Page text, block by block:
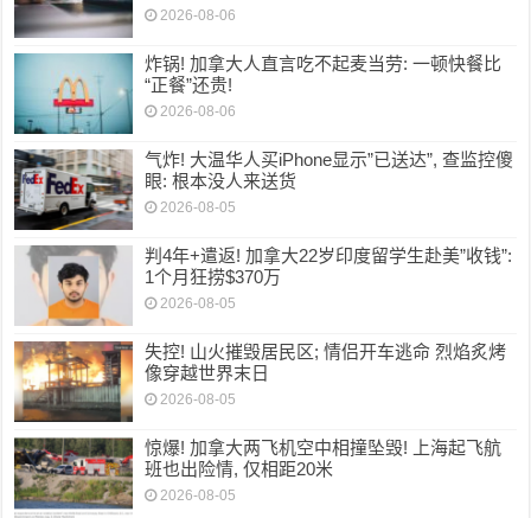
2026-08-06
炸锅! 加拿大人直言吃不起麦当劳: 一顿快餐比
“正餐”还贵!
2026-08-06
气炸! 大温华人买iPhone显示”已送达”, 查监控傻
眼: 根本没人来送货
2026-08-05
判4年+遣返! 加拿大22岁印度留学生赴美”收钱”:
1个月狂捞$370万
2026-08-05
失控! 山火摧毁居民区; 情侣开车逃命 烈焰炙烤
像穿越世界末日
2026-08-05
惊爆! 加拿大两飞机空中相撞坠毁! 上海起飞航
班也出险情, 仅相距20米
2026-08-05